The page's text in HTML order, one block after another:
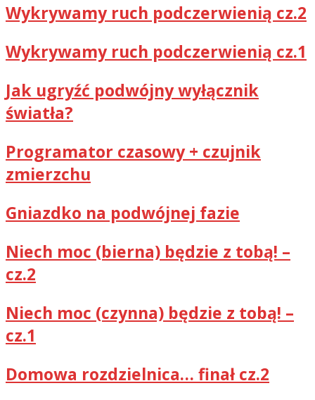
Wykrywamy ruch podczerwienią cz.2
Wykrywamy ruch podczerwienią cz.1
Jak ugryźć podwójny wyłącznik
światła?
Programator czasowy + czujnik
zmierzchu
Gniazdko na podwójnej fazie
Niech moc (bierna) będzie z tobą! –
cz.2
Niech moc (czynna) będzie z tobą! –
cz.1
Domowa rozdzielnica… finał cz.2